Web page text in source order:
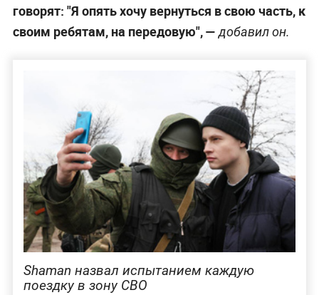
говорят: "Я опять хочу вернуться в свою часть, к
своим ребятам, на передовую", —добавил он.
Shaman назвал испытанием каждую
поездку в зону СВО